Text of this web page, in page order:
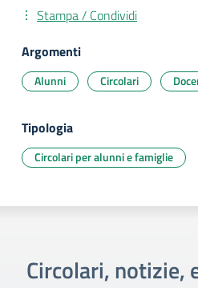
Stampa / Condividi
Argomenti
Alunni Circolari
Tipologia
Circolari per alunni e famiglie
Circolari, notizie,